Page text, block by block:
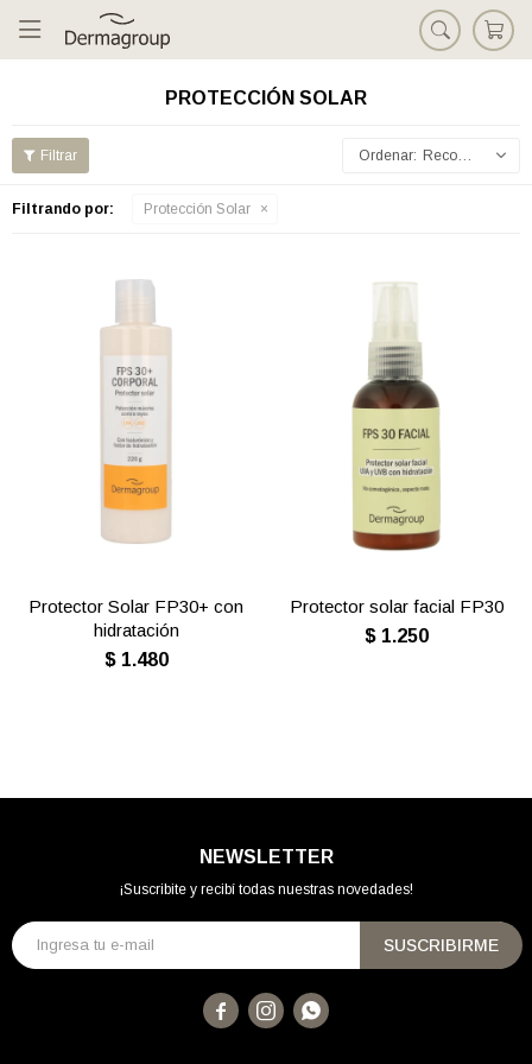

PROTECCIÓN SOLAR
Recomendados
Filtrando por: Protección Solar
Protector Solar FP30+ con
hidratación
$ 1.480
Protector solar facial FP30
$ 1.250
NEWSLETTER
¡Suscribite y recibí todas nuestras novedades!
SUSCRIBIRME
  